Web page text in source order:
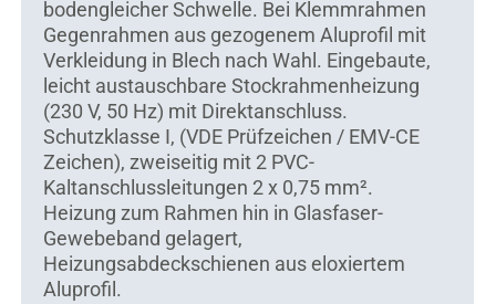
bodengleicher Schwelle. Bei Klemmrahmen
Gegenrahmen aus gezogenem Aluprofil mit
Verkleidung in Blech nach Wahl. Eingebaute,
leicht austauschbare Stockrahmenheizung
(230 V, 50 Hz) mit Direktanschluss.
Schutzklasse I, (VDE Prüfzeichen / EMV-CE
Zeichen), zweiseitig mit 2 PVC-
Kaltanschlussleitungen 2 x 0,75 mm².
Heizung zum Rahmen hin in Glasfaser-
Gewebeband gelagert,
Heizungsabdeckschienen aus eloxiertem
Aluprofil.